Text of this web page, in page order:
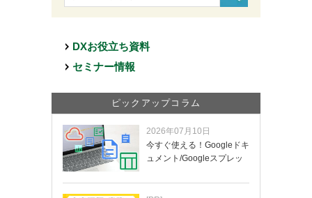
DXお役立ち資料
セミナー情報
ピックアップコラム
2026年07月10日
今すぐ使える！Googleドキ
ュメント/Googleスプレッ